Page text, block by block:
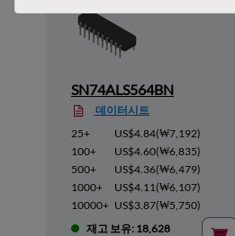
SN74ALS564BN
데이터시트
25+
US$4.84(₩7,192)
100+
US$4.60(₩6,835)
500+
US$4.36(₩6,479)
1000+
US$4.11(₩6,107)
10000+ US$3.87(₩5,750)
재고 보유: 18,628